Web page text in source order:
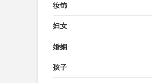
妆饰
妇女
婚姻
孩子